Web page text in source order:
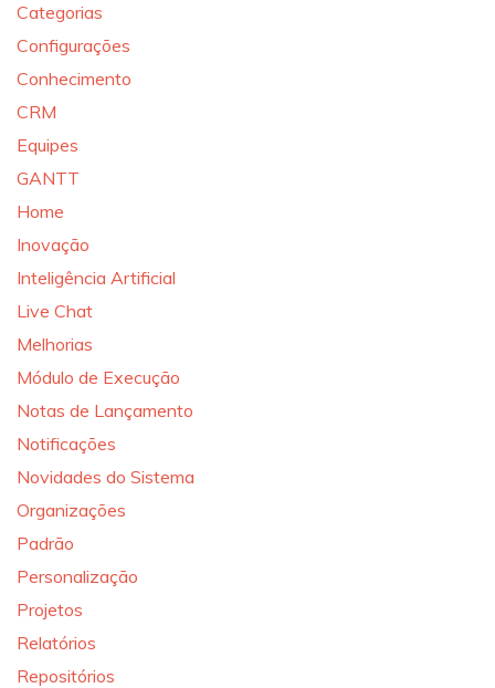
Categorias
Configurações
Conhecimento
CRM
Equipes
GANTT
Home
Inovação
Inteligência Artificial
Live Chat
Melhorias
Módulo de Execução
Notas de Lançamento
Notificações
Novidades do Sistema
Organizações
Padrão
Personalização
Projetos
Relatórios
Repositórios